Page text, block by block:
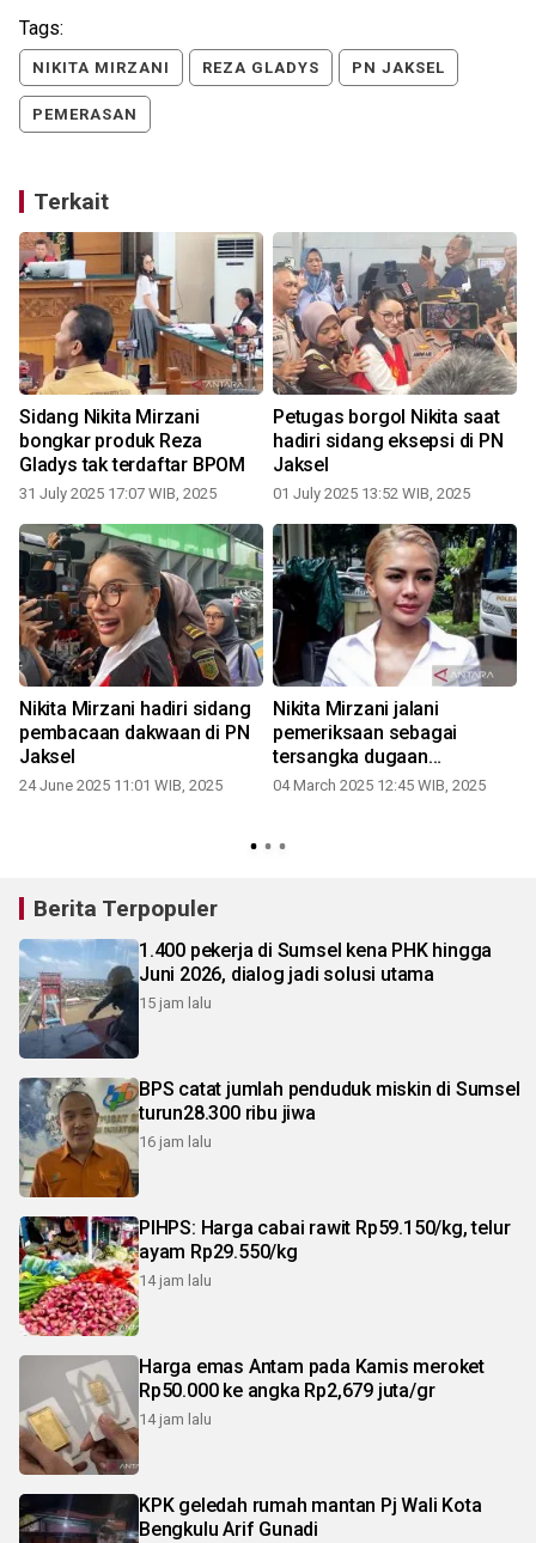
Tags:
NIKITA MIRZANI REZA GLADYS PN JAKSEL
PEMERASAN
Terkait
Sidang Nikita Mirzani
bongkar produk Reza
Gladys tak terdaftar BPOM
31 July 2025 17:07 WIB, 2025
Petugas borgol Nikita saat
hadiri sidang eksepsi di PN
Jaksel
01 July 2025 13:52 WIB, 2025
Nikita Mirzani hadiri sidang
pembacaan dakwaan di PN
Jaksel
24 June 2025 11:01 WIB, 2025
Nikita Mirzani jalani
pemeriksaan sebagai
tersangka dugaan
pemerasan
04 March 2025 12:45 WIB, 2025
Berita Terpopuler
1.400 pekerja di Sumsel kena PHK hingga
Juni 2026, dialog jadi solusi utama
15 jam lalu
BPS catat jumlah penduduk miskin di Sumsel
turun28.300 ribu jiwa
16 jam lalu
PIHPS: Harga cabai rawit Rp59.150/kg, telur
ayam Rp29.550/kg
14 jam lalu
Harga emas Antam pada Kamis meroket
Rp50.000 ke angka Rp2,679 juta/gr
14 jam lalu
KPK geledah rumah mantan Pj Wali Kota
Bengkulu Arif Gunadi